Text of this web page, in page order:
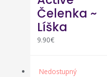
Čelenka ~
Líška
9.90€
Nedostupný